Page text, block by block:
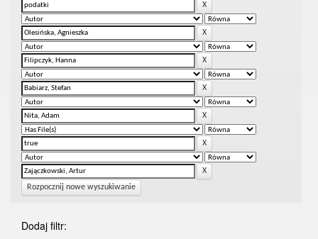
Rozpocznij nowe wyszukiwanie
Dodaj filtr: